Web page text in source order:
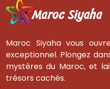
Maroc Siyaha vous
exceptionnel. Plongez
mystères du Maroc, et
trésors cachés.